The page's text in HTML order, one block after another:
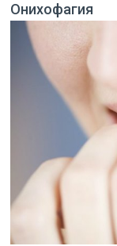
Онихофагия